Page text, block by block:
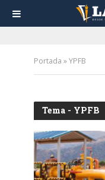
Portada »YPFB
Tema - YPFB